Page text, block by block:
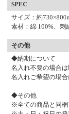
SPEC
サイズ：約
素材：綿 100%、刺
その他
◆納期について
名入れ不要の場合
名入れご希望の場
◆その他
※全ての商品と同